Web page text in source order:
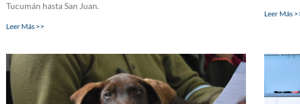
Tucumán hasta San Juan.
Leer Más >>
Leer Más